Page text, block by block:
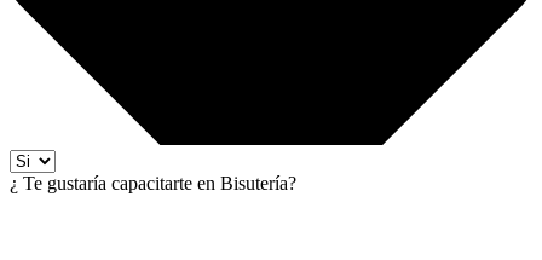
¿ Te gustaría capacitarte en Bisutería?